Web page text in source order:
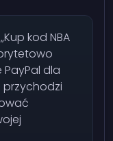
kod NBA
dla